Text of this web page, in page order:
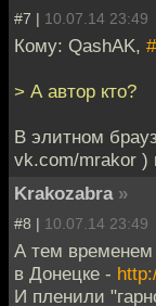
#7 | 10.07.14 23:49
Кому: QashAK,
> А автор кто?
В элитном
vk.com/mrakor )
Krakozabra »
#8 | 10.07.14 23:49
А тем временем
в Донецке -
И пленили